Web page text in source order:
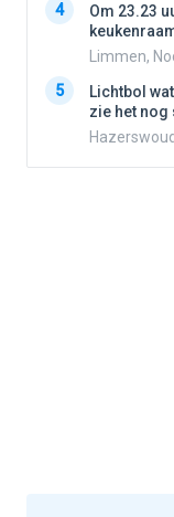
4
Om 23.23
Limmen,
5
Lichtbol
zie het nog